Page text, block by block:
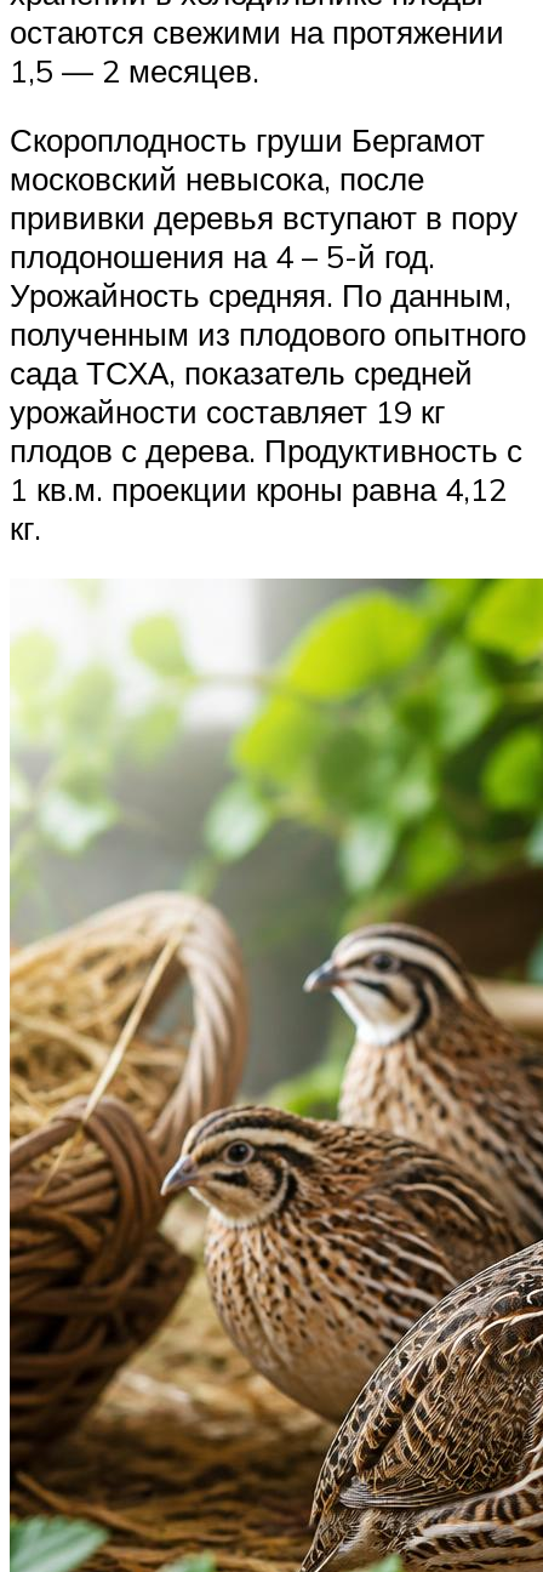
остаются свежими на протяжении
1,5 — 2 месяцев.
Скороплодность груши Бергамот
московский невысока, после
прививки деревья вступают в пору
плодоношения на 4 – 5-й год.
Урожайность средняя. По данным,
полученным из плодового опытного
сада ТСХА, показатель средней
урожайности составляет 19 кг
плодов с дерева. Продуктивность с
1 кв.м. проекции кроны равна 4,12
кг.